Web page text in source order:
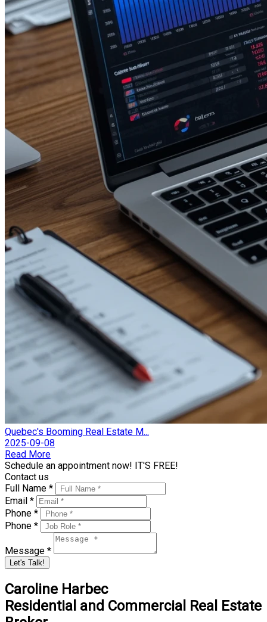
Quebec's Booming Real Estate M...
2025-09-08
Read More
Schedule an appointment now! IT'S FREE!
Contact us
Full Name *
Email *
Phone *
Phone *
Message *
Let's Talk!
Caroline Harbec
Residential and Commercial Real Estate